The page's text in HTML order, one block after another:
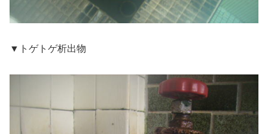
▼トゲトゲ析出物